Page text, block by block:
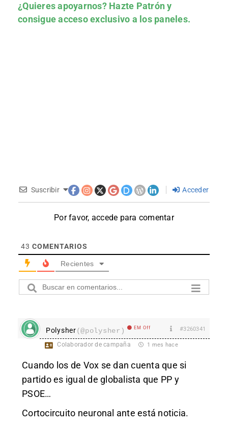
¿Quieres apoyarnos? Hazte Patróny
consigue acceso exclusivo a los paneles.
Suscribir Acceder
Por favor, accede para comentar
43 COMENTARIOS
Recientes
Polysher(@polysher) EM Off #3260341
Colaborador de campaña 1 mes hace
Cuando los de Vox se dan cuenta que si
partido es igual de globalista que PP y
PSOE…
Cortocircuito neuronal ante está noticia.